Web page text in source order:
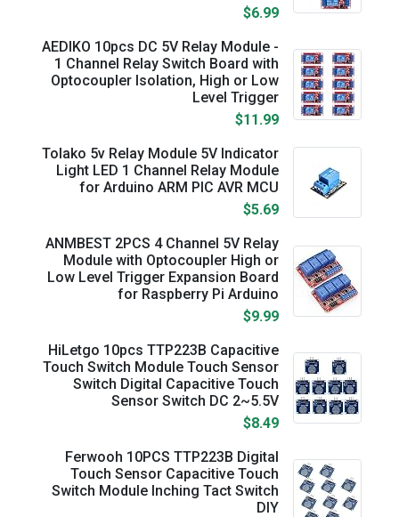
$6.99
AEDIKO 10pcs DC 5V Relay Module -
1 Channel Relay Switch Board with
Optocoupler Isolation, High or Low
Level Trigger
$11.99
Tolako 5v Relay Module 5V Indicator
Light LED 1 Channel Relay Module
for Arduino ARM PIC AVR MCU
$5.69
ANMBEST 2PCS 4 Channel 5V Relay
Module with Optocoupler High or
Low Level Trigger Expansion Board
for Raspberry Pi Arduino
$9.99
HiLetgo 10pcs TTP223B Capacitive
Touch Switch Module Touch Sensor
Switch Digital Capacitive Touch
Sensor Switch DC 2~5.5V
$8.49
Ferwooh 10PCS TTP223B Digital
Touch Sensor Capacitive Touch
Switch Module Inching Tact Switch
DIY